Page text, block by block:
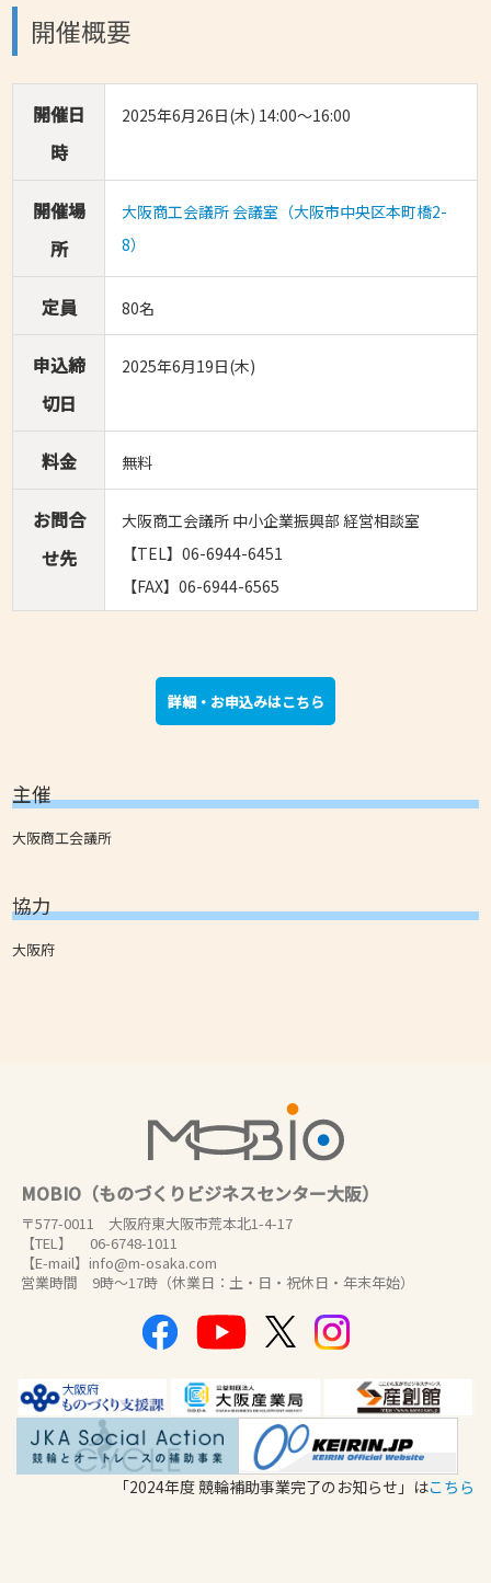
開催概要
開催日
時
2025年6月26日(木) 14:00～16:00
開催場
所
大阪商工会議所 会議室（大阪市中央区本町橋2-
8）
定員 80名
申込締
切日
2025年6月19日(木)
料金 無料
お問合
せ先
大阪商工会議所 中小企業振興部 経営相談室
【TEL】06-6944-6451
【FAX】06-6944-6565
詳細・お申込みはこちら
主催
大阪商工会議所
協力
大阪府
MOBIO（ものづくりビジネスセンター大阪）
〒577-0011 大阪府東大阪市荒本北1-4-17
【TEL】 06-6748-1011
【E-mail】info@m-osaka.com
営業時間 9時～17時（休業日：土・日・祝休日・年末年始）
「2024年度 競輪補助事業完了のお知らせ」はこちら